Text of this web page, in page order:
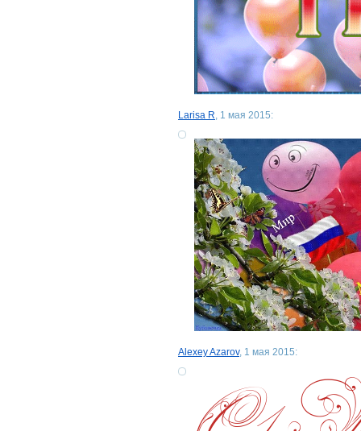
Larisa R, 1 мая 2015:
Alexey Azarov, 1 мая 2015: